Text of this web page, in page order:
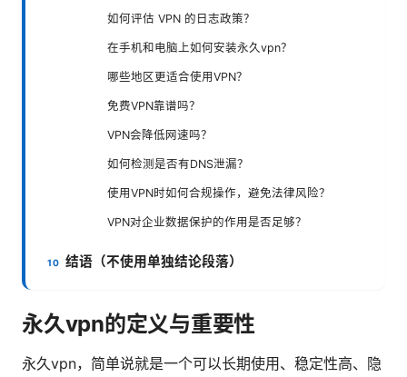
如何评估 VPN 的日志政策？
在手机和电脑上如何安装永久vpn？
哪些地区更适合使用VPN？
免费VPN靠谱吗？
VPN会降低网速吗？
如何检测是否有DNS泄漏？
使用VPN时如何合规操作，避免法律风险？
VPN对企业数据保护的作用是否足够？
结语（不使用单独结论段落）
永久vpn的定义与重要性
永久vpn，简单说就是一个可以长期使用、稳定性高、隐